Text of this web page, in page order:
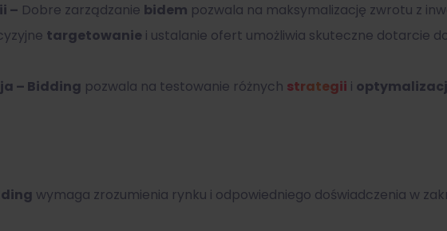
– Dobre zarządzanie bidem pozwala na maksymalizację zwrotu z
targetowanie i ustalanie ofert umożliwia skuteczne dotarcie
– Bidding pozwala na testowanie różnych strategii i
wymaga zrozumienia rynku i odpowiedniego doświadczenia w